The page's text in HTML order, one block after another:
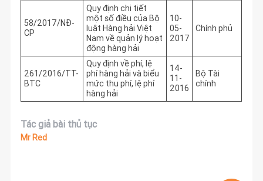
58/2017/NĐ-
CP
Quy định chi tiết
một số điều của Bộ
luật Hàng hải Việt
Nam về quản lý hoạt
động hàng hải
10-
05-
2017
Chính phủ
261/2016/TT-
BTC
Quy định về phí, lệ
phí hàng hải và biểu
mức thu phí, lệ phí
hàng hải
14-
11-
2016
Bộ Tài
chính
Tác giả bài thủ tục
Mr Red